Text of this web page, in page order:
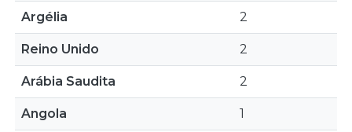
Argélia 2
Reino Unido 2
Arábia Saudita 2
Angola 1